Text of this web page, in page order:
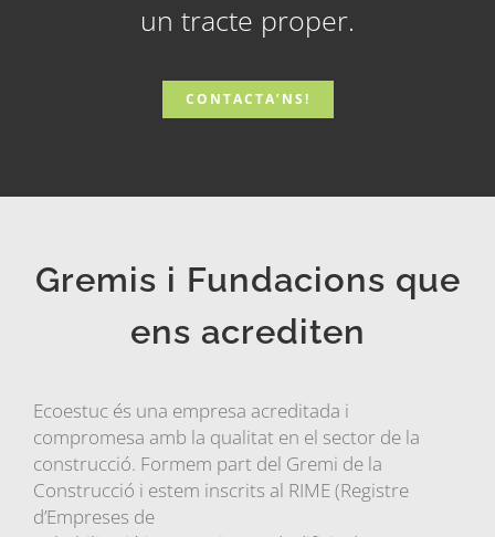
un tracte proper.
CONTACTA’NS!
Gremis i Fundacions que
ens acrediten
Ecoestuc és una empresa acreditada i
compromesa amb la qualitat en el sector de la
construcció. Formem part del Gremi de la
Construcció i estem inscrits al RIME (Registre
d’Empreses de